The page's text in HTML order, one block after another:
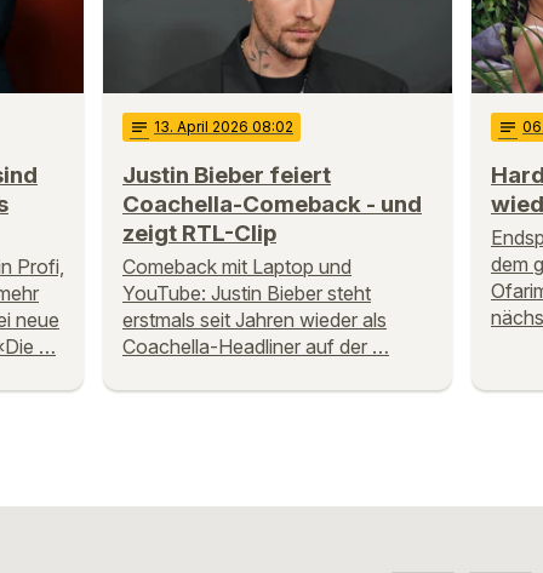
Profi,
neue
…
notes 13. April 2026 08:02
Justin Bieber feiert
Coachella-Comeback - und
zeigt RTL-Clip
Comeback mit Laptop und
YouTube: Justin Bieber steht
erstmals seit Jahren wieder als
Coachella-Headliner auf der …
notes 06
dem